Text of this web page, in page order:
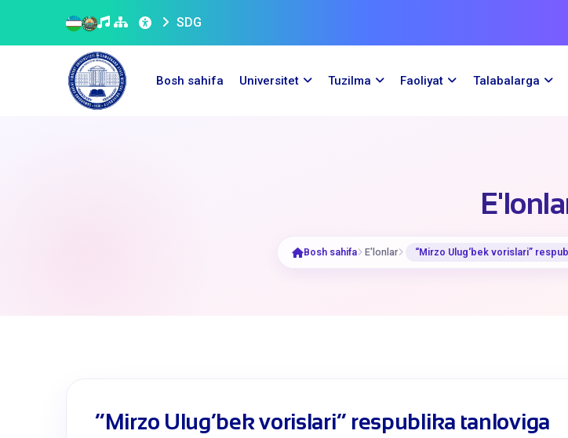
SDG
Bosh sahifa Universitet Tuzilma Faoliyat Talabalarga
Bosh sahifa E'lonlar ​“Mirzo Ulug‘bek vorislari”
​“Mirzo Ulug‘bek vorislari” respublika tanloviga